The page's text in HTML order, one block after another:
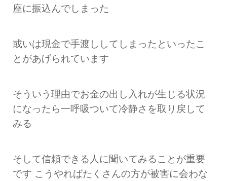
座に振込んでしまった
或いは現金で手渡ししてしまったといったこ
とがあげられています
そういう理由でお金の出し入れが生じる状況
になったら一呼吸ついて冷静さを取り戻して
みる
そして信頼できる人に聞いてみることが重要
です こうやればたくさんの方が被害に会わな